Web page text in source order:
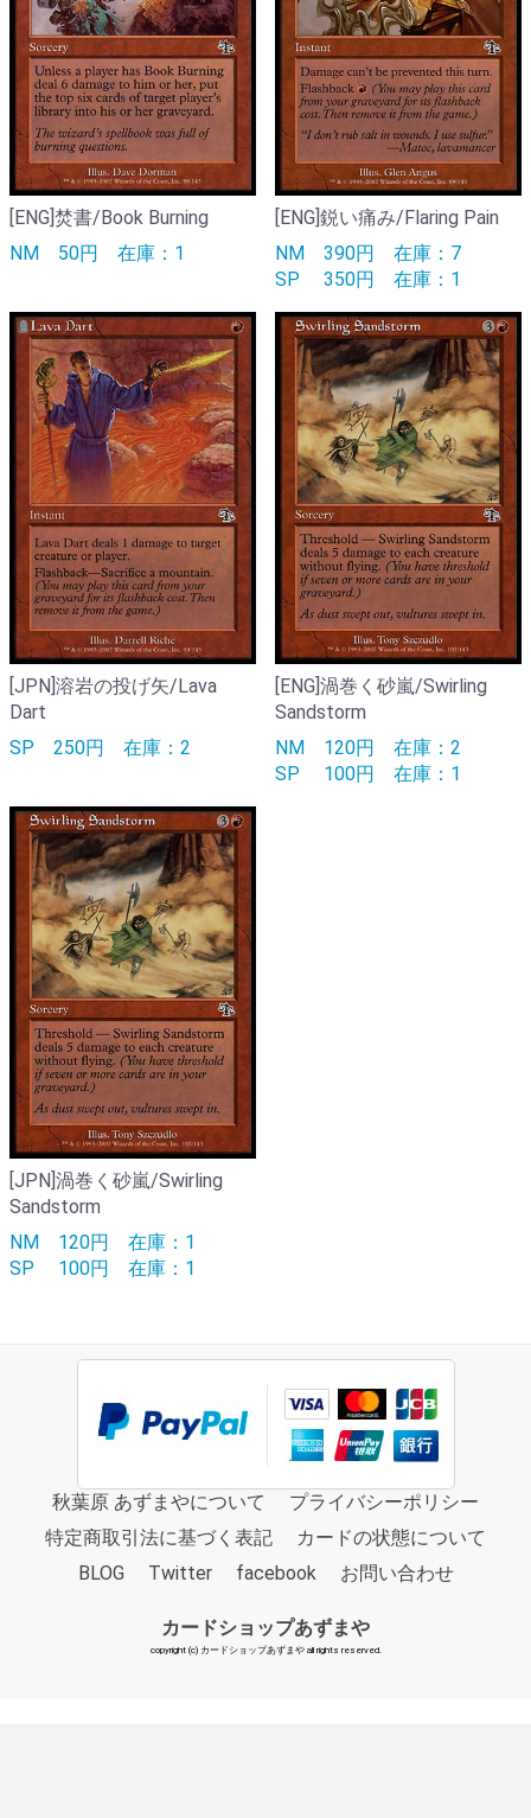
[ENG]焚書/Book Burning
NM 50円 在庫：1
[ENG]鋭い痛み/Flaring Pain
NM 390円 在庫：7
SP
350円 在庫：1
[JPN]溶岩の投げ矢/Lava
Dart
SP 250円 在庫：2
[ENG]渦巻く砂嵐/Swirling
Sandstorm
NM 120円 在庫：2
SP
100円 在庫：1
[JPN]渦巻く砂嵐/Swirling
Sandstorm
NM 120円 在庫：1
SP
100円 在庫：1
秋葉原 あずまやについて
プライバシーポリシー
特定商取引法に基づく表記
カードの状態について
BLOG
Twitter facebook お問い合わせ
カードショップあずまや
copyright (c) カードショップあずまや all rights reserved.